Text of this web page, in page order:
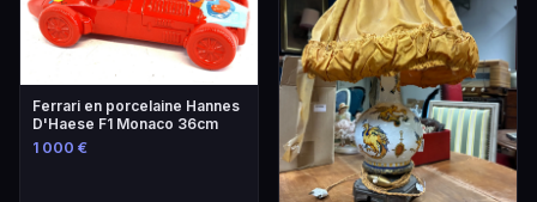
Ferrari en porcelaine Hannes
D'Haese F1 Monaco 36cm
1 000 €